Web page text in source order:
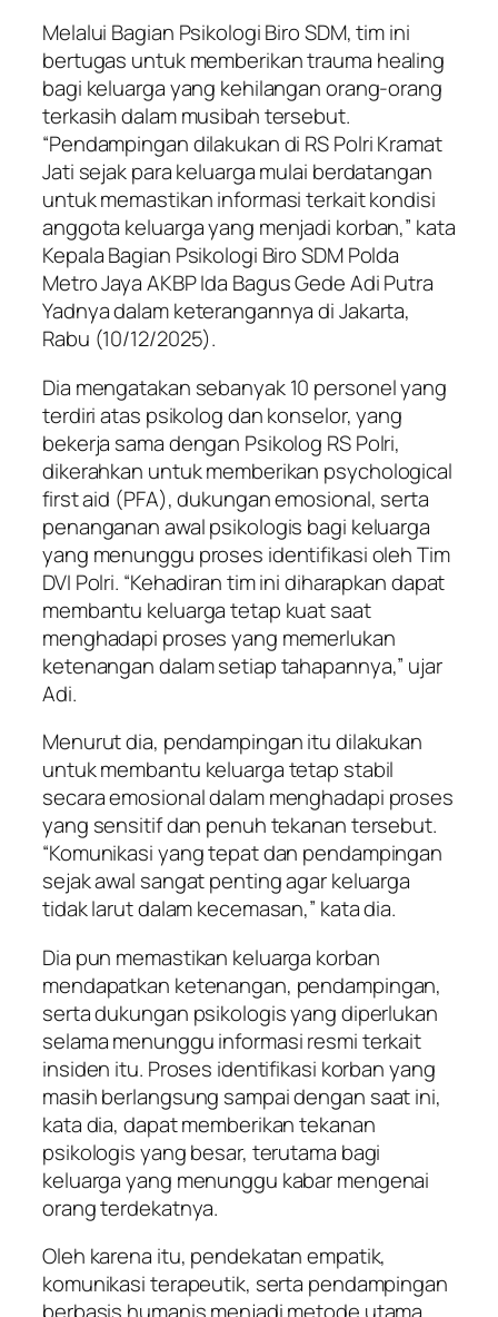
Melalui Bagian Psikologi Biro SDM, tim ini
bertugas untuk memberikantrauma healing
bagi keluarga yang kehilangan orang-orang
terkasih dalam musibah tersebut.
“Pendampingan dilakukan di RS Polri Kramat
Jati sejak para keluarga mulai berdatangan
untuk memastikan informasi terkait kondisi
anggota keluarga yang menjadi korban,” kata
Kepala Bagian Psikologi Biro SDM Polda
Metro Jaya AKBP Ida Bagus Gede Adi Putra
Yadnya dalam keterangannya di Jakarta,
Rabu (10/12/2025).
Dia mengatakan sebanyak 10 personel yang
terdiri atas psikolog dan konselor, yang
bekerja sama dengan Psikolog RS Polri,
dikerahkan untuk memberikan psychological
first aid (PFA), dukungan emosional, serta
penanganan awal psikologis bagi keluarga
yang menunggu proses identifikasi oleh Tim
DVI Polri. “Kehadiran tim ini diharapkan dapat
membantu keluarga tetap kuat saat
menghadapi proses yang memerlukan
ketenangan dalam setiap tahapannya,” ujar
Adi.
Menurut dia, pendampingan itu dilakukan
untuk membantu keluarga tetap stabil
secara emosional dalam menghadapi proses
yang sensitif dan penuh tekanan tersebut.
“Komunikasi yang tepat dan pendampingan
sejak awal sangat penting agar keluarga
tidak larut dalam kecemasan,” kata dia.
Dia pun memastikan keluarga korban
mendapatkan ketenangan, pendampingan,
serta dukungan psikologis yang diperlukan
selama menunggu informasi resmi terkait
insiden itu. Proses identifikasi korban yang
masih berlangsung sampai dengan saat ini,
kata dia, dapat memberikan tekanan
psikologis yang besar, terutama bagi
keluarga yang menunggu kabar mengenai
orang terdekatnya.
Oleh karena itu, pendekatan empatik,
komunikasi terapeutik, serta pendampingan